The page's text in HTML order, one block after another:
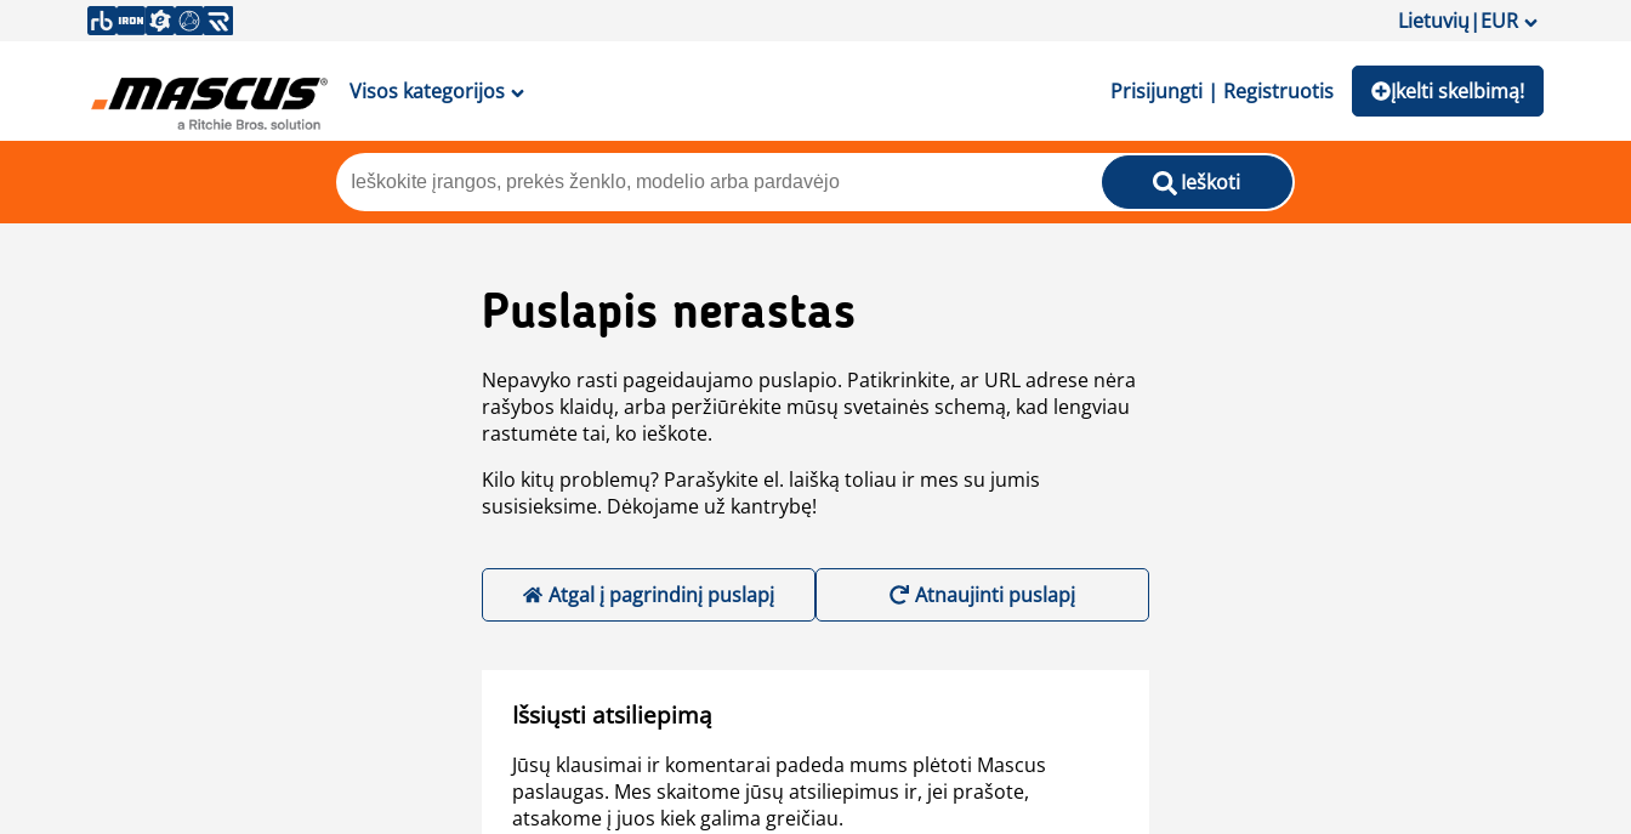
Lietuvių|EUR
Visos kategorijos Prisijungti | Registruotis Įkelti skelbimą!
Ieškoti
Puslapis nerastas
Nepavyko rasti pageidaujamo puslapio. Patikrinkite, ar URL adrese nėra
rašybos klaidų, arba peržiūrėkite mūsų svetainės schemą, kad lengviau
rastumėte tai, ko ieškote.
Kilo kitų problemų? Parašykite el. laišką toliau ir mes su jumis
susisieksime. Dėkojame už kantrybę!
Atgal į pagrindinį puslapį Atnaujinti puslapį
Išsiųsti atsiliepimą
Jūsų klausimai ir komentarai padeda mums plėtoti Mascus
paslaugas. Mes skaitome jūsų atsiliepimus ir, jei prašote,
atsakome į juos kiek galima greičiau.